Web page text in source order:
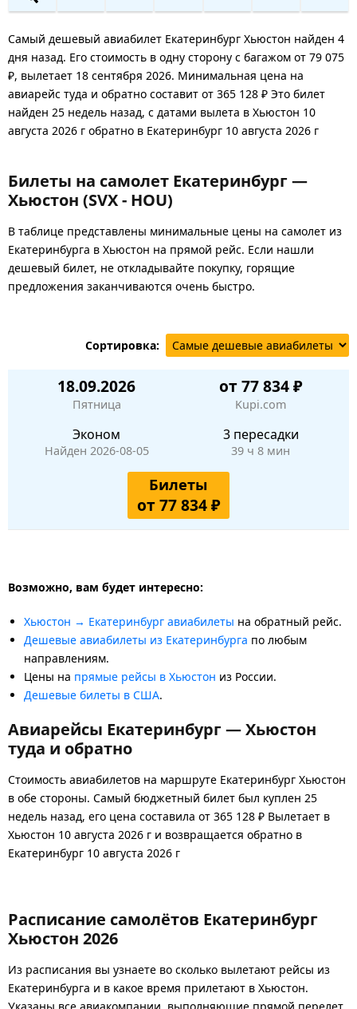
Самый дешевый авиабилет Екатеринбург Хьюстон найден 4
дня назад. Его стоимость в одну сторону с багажом от 79 075
₽, вылетает 18 сентября 2026. Минимальная цена на
авиарейс туда и обратно составит от 365 128 ₽ Это билет
найден 25 недель назад, с датами вылета в Хьюстон 10
августа 2026 г обратно в Екатеринбург 10 августа 2026 г
Билеты на самолет Екатеринбург —
Хьюстон (SVX - HOU)
В таблице представлены минимальные цены на самолет из
Екатеринбурга в Хьюстон на прямой рейс. Если нашли
дешевый билет, не откладывайте покупку, горящие
предложения заканчиваются очень быстро.
Сортировка:
18.09.2026
Пятница
от 77 834 ₽
Kupi.com
Эконом
Найден 2026-08-05
3 пересадки
39 ч 8 мин
Билеты
от 77 834 ₽
Возможно, вам будет интересно:
Хьюстон → Екатеринбург авиабилеты на обратный рейс.
Дешевые авиабилеты из Екатеринбурга по любым
направлениям.
Цены на прямые рейсы в Хьюстон из России.
Дешевые билеты в США.
Авиарейсы Екатеринбург — Хьюстон
туда и обратно
Стоимость авиабилетов на маршруте Екатеринбург Хьюстон
в обе стороны. Самый бюджетный билет был куплен 25
недель назад, его цена составила от 365 128 ₽ Вылетает в
Хьюстон 10 августа 2026 г и возвращается обратно в
Екатеринбург 10 августа 2026 г
Расписание самолётов Екатеринбург
Хьюстон 2026
Из расписания вы узнаете во сколько вылетают рейсы из
Екатеринбурга и в какое время прилетают в Хьюстон.
Указаны все авиакомпании, выполняющие прямой перелет